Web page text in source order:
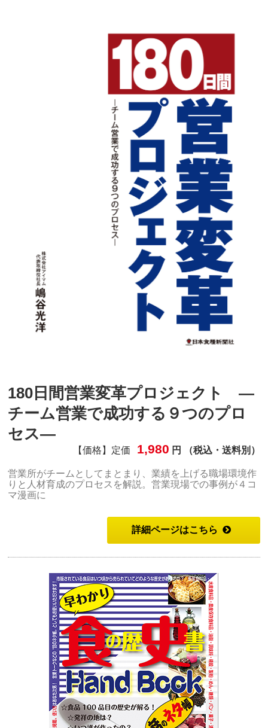
180日間営業変革プロジェクト ―
チーム営業で成功する９つのプロ
セス―
【価格】定価 1,980 円 （税込・送料別）
営業所がチームとしてまとまり、業績を上げる職場環境作
りと人材育成のプロセスを解説。営業現場での事例が４コ
マ漫画に
詳細ページはこちら